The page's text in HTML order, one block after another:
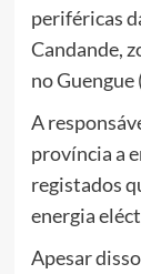
periféricas
Candande,
no Guengue
A
província a
registados
energia
Apesar